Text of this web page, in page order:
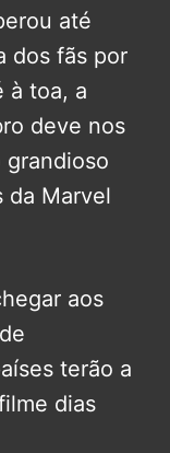
até
dos fãs por
à toa, a
deve nos
da Marvel
aos
terão a
dias